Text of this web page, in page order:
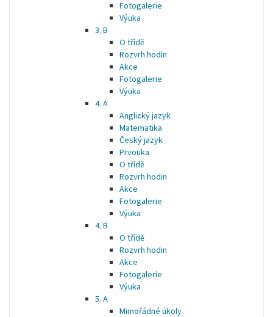
Fotogalerie
Výuka
3. B
O třídě
Rozvrh hodin
Akce
Fotogalerie
Výuka
4. A
Anglický jazyk
Matematika
Český jazyk
Prvouka
O třídě
Rozvrh hodin
Akce
Fotogalerie
Výuka
4. B
O třídě
Rozvrh hodin
Akce
Fotogalerie
Výuka
5. A
Mimořádné úkoly